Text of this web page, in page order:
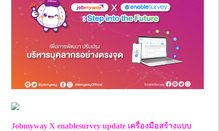
Jobmyway X enablesurvey update เครื่องมือสร้างแบบ